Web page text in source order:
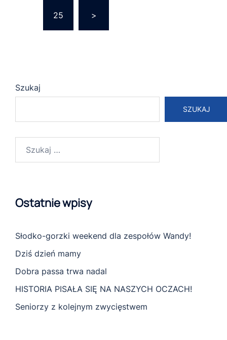
25 >
Szukaj
SZUKAJ
Ostatnie wpisy
Słodko-gorzki weekend dla zespołów Wandy!
Dziś dzień mamy
Dobra passa trwa nadal
HISTORIA PISAŁA SIĘ NA NASZYCH OCZACH!
Seniorzy z kolejnym zwycięstwem